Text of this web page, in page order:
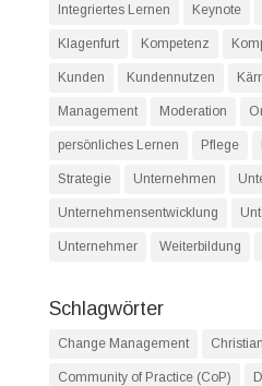
Integriertes Lernen Keynote
Klagenfurt Kompetenz
Kunden Kundennutzen
Management Moderation
persönliches Lernen Pflege
Strategie Unternehmen
Unternehmensentwicklung
Unternehmer Weiterbildung
Schlagwörter
Change Management
Community of Practice (CoP)